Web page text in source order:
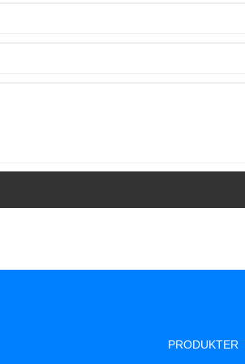
PRODUKTER